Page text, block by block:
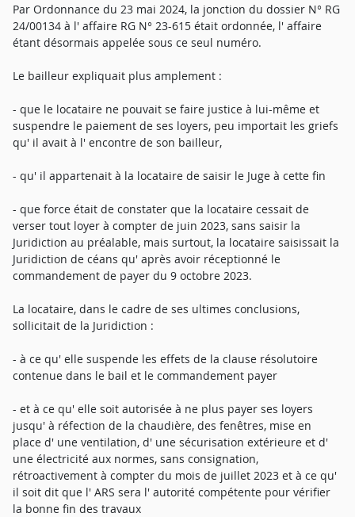
Par Ordonnance du 23 mai 2024, la jonction du dossier N° RG
24/00134 à l' affaire RG N° 23-615 était ordonnée, l' affaire
étant désormais appelée sous ce seul numéro.
Le bailleur expliquait plus amplement :
- que le locataire ne pouvait se faire justice à lui-même et
suspendre le paiement de ses loyers, peu importait les griefs
qu' il avait à l' encontre de son bailleur,
- qu' il appartenait à la locataire de saisir le Juge à cette fin
- que force était de constater que la locataire cessait de
verser tout loyer à compter de juin 2023, sans saisir la
Juridiction au préalable, mais surtout, la locataire saisissait la
Juridiction de céans qu' après avoir réceptionné le
commandement de payer du 9 octobre 2023.
La locataire, dans le cadre de ses ultimes conclusions,
sollicitait de la Juridiction :
- à ce qu' elle suspende les effets de la clause résolutoire
contenue dans le bail et le commandement payer
- et à ce qu' elle soit autorisée à ne plus payer ses loyers
jusqu' à réfection de la chaudière, des fenêtres, mise en
place d' une ventilation, d' une sécurisation extérieure et d'
une électricité aux normes, sans consignation,
rétroactivement à compter du mois de juillet 2023 et à ce qu'
il soit dit que l' ARS sera l' autorité compétente pour vérifier
la bonne fin des travaux